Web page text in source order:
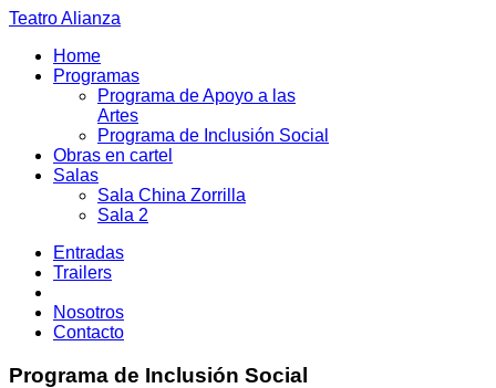
Teatro Alianza
Home
Programas
Programa de Apoyo a las
Artes
Programa de Inclusión Social
Obras en cartel
Salas
Sala China Zorrilla
Sala 2
Entradas
Trailers
Nosotros
Contacto
Programa de Inclusión Social